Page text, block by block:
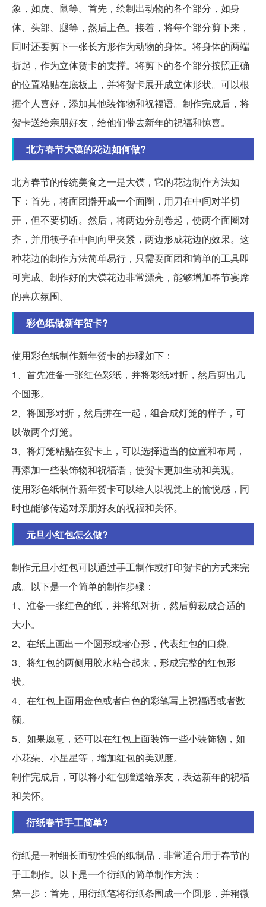
象，如虎、鼠等。首先，绘制出动物的各个部分，如身
体、头部、腿等，然后上色。接着，将每个部分剪下来，
同时还要剪下一张长方形作为动物的身体。将身体的两端
折起，作为立体贺卡的支撑。将剪下的各个部分按照正确
的位置粘贴在底板上，并将贺卡展开成立体形状。可以根
据个人喜好，添加其他装饰物和祝福语。制作完成后，将
贺卡送给亲朋好友，给他们带去新年的祝福和惊喜。
北方春节大馍的花边如何做?
北方春节的传统美食之一是大馍，它的花边制作方法如
下：首先，将面团擀开成一个面圈，用刀在中间对半切
开，但不要切断。然后，将两边分别卷起，使两个面圈对
齐，并用筷子在中间向里夹紧，两边形成花边的效果。这
种花边的制作方法简单易行，只需要面团和简单的工具即
可完成。制作好的大馍花边非常漂亮，能够增加春节宴席
的喜庆氛围。
彩色纸做新年贺卡?
使用彩色纸制作新年贺卡的步骤如下：
1、首先准备一张红色彩纸，并将彩纸对折，然后剪出几
个圆形。
2、将圆形对折，然后拼在一起，组合成灯笼的样子，可
以做两个灯笼。
3、将灯笼粘贴在贺卡上，可以选择适当的位置和布局，
再添加一些装饰物和祝福语，使贺卡更加生动和美观。
使用彩色纸制作新年贺卡可以给人以视觉上的愉悦感，同
时也能够传递对亲朋好友的祝福和关怀。
元旦小红包怎么做?
制作元旦小红包可以通过手工制作或打印贺卡的方式来完
成。以下是一个简单的制作步骤：
1、准备一张红色的纸，并将纸对折，然后剪裁成合适的
大小。
2、在纸上画出一个圆形或者心形，代表红包的口袋。
3、将红包的两侧用胶水粘合起来，形成完整的红包形
状。
4、在红包上面用金色或者白色的彩笔写上祝福语或者数
额。
5、如果愿意，还可以在红包上面装饰一些小装饰物，如
小花朵、小星星等，增加红包的美观度。
制作完成后，可以将小红包赠送给亲友，表达新年的祝福
和关怀。
衍纸春节手工简单?
衍纸是一种细长而韧性强的纸制品，非常适合用于春节的
手工制作。以下是一个衍纸的简单制作方法：
第一步：首先，用衍纸笔将衍纸条围成一个圆形，并稍微